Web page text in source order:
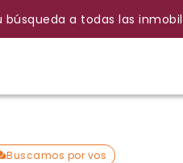
búsqueda a todas las
Cancelar Si, eliminar
Gracias
Buscamos por vos